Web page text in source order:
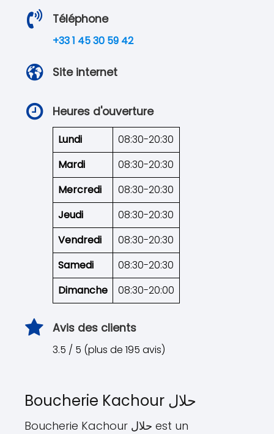
Téléphone
+33 1 45 30 59 42
Site internet
Heures d'ouverture
Lundi
08:30-20:30
Mardi
08:30-20:30
Mercredi
08:30-20:30
Jeudi
08:30-20:30
Vendredi
08:30-20:30
Samedi
08:30-20:30
Dimanche
08:30-20:00
Avis des clients
3.5 / 5 (plus de 195 avis)
Boucherie Kachour حلال
Boucherie Kachour حلال est un